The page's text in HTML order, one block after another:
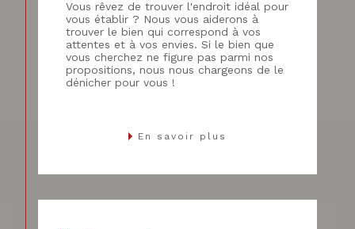
Vous rêvez de trouver l'endroit idéal pour
vous établir ? Nous vous aiderons à
trouver le bien qui correspond à vos
attentes et à vos envies. Si le bien que
vous cherchez ne figure pas parmi nos
propositions, nous nous chargeons de le
dénicher pour vous !
En savoir plus